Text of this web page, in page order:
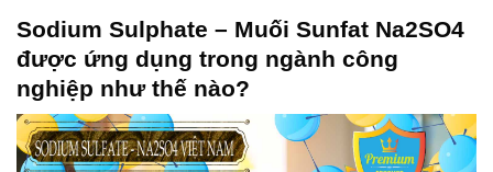
Sodium Sulphate – Muối Sunfat Na2SO4
được ứng dụng trong ngành công
nghiệp như thế nào?